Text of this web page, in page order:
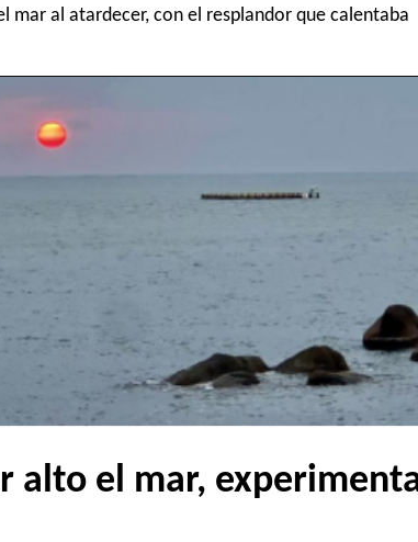
mar al atardecer, con el resplandor que calentaba
alto el mar,